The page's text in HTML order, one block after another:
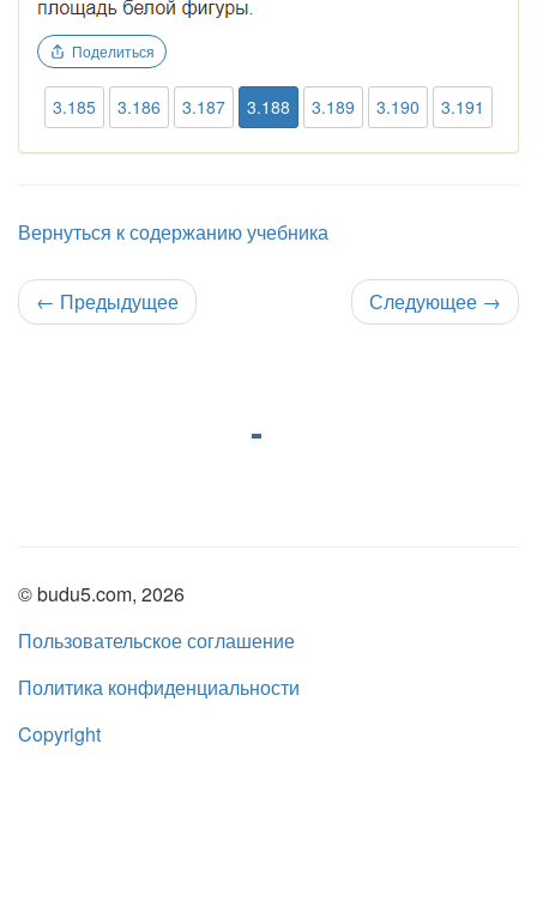
Поделиться
3.185 3.186 3.187 3.188 3.189 3.190 3.191
Вернуться к содержанию учебника
← Предыдущее Следующее →
© budu5.com, 2026
Пользовательское соглашение
Политика конфиденциальности
Copyright